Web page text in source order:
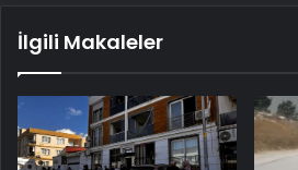
İlgili Makaleler